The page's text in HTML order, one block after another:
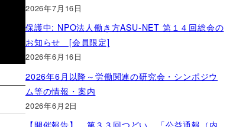
2026年7月16日
保護中: NPO法人働き方ASU-NET 第１４回総会の
お知らせ [会員限定]
2026年6月16日
2026年6月以降～労働関連の研究会・シンポジウ
ム等の情報・案内
2026年6月2日